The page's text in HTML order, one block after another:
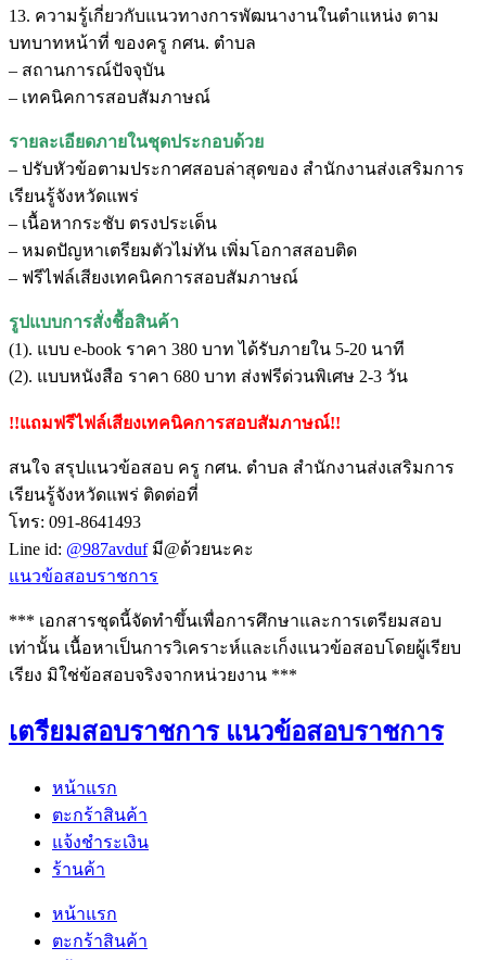
13. ความรู้เกี่ยวกับแนวทางการพัฒนางานในตำแหน่ง ตาม
บทบาทหน้าที่ ของครู กศน. ตำบล
– สถานการณ์ปัจจุบัน
– เทคนิคการสอบสัมภาษณ์
รายละเอียดภายในชุดประกอบด้วย
– ปรับหัวข้อตามประกาศสอบล่าสุดของ สำนักงานส่งเสริมการ
เรียนรู้จังหวัดแพร่
– เนื้อหากระชับ ตรงประเด็น
– หมดปัญหาเตรียมตัวไม่ทัน เพิ่มโอกาสสอบติด
– ฟรีไฟล์เสียงเทคนิคการสอบสัมภาษณ์
รูปแบบการสั่งชื้อสินค้า
(1). แบบ e-book ราคา 380 บาท ได้รับภายใน 5-20 นาที
(2). แบบหนังสือ ราคา 680 บาท ส่งฟรีด่วนพิเศษ 2-3 วัน
!!แถมฟรีไฟล์เสียงเทคนิคการสอบสัมภาษณ์!!
สนใจ สรุปแนวข้อสอบ ครู กศน. ตำบล สำนักงานส่งเสริมการ
เรียนรู้จังหวัดแพร่ ติดต่อที่
โทร: 091-8641493
Line id: @987avdufมี@ด้วยนะคะ
แนวข้อสอบราชการ
*** เอกสารชุดนี้จัดทำขึ้นเพื่อการศึกษาและการเตรียมสอบ
เท่านั้น เนื้อหาเป็นการวิเคราะห์และเก็งแนวข้อสอบโดยผู้เรียบ
เรียง มิใช่ข้อสอบจริงจากหน่วยงาน ***
เตรียมสอบราชการ แนวข้อสอบราชการ
หน้าแรก
ตะกร้าสินค้า
แจ้งชำระเงิน
ร้านค้า
หน้าแรก
ตะกร้าสินค้า